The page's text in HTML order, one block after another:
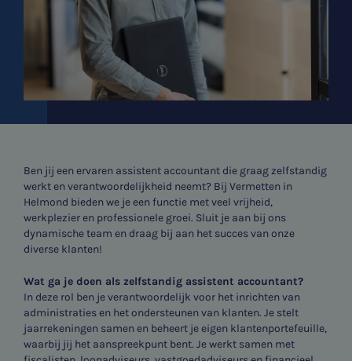
Ben jij een ervaren assistent accountant die graag zelfstandig
werkt en verantwoordelijkheid neemt? Bij Vermetten in
Helmond bieden we je een functie met veel vrijheid,
werkplezier en professionele groei. Sluit je aan bij ons
dynamische team en draag bij aan het succes van onze
diverse klanten!
Wat ga je doen als zelfstandig assistent accountant?
In deze rol ben je verantwoordelijk voor het inrichten van
administraties en het ondersteunen van klanten. Je stelt
jaarrekeningen samen en beheert je eigen klantenportefeuille,
waarbij jij het aanspreekpunt bent. Je werkt samen met